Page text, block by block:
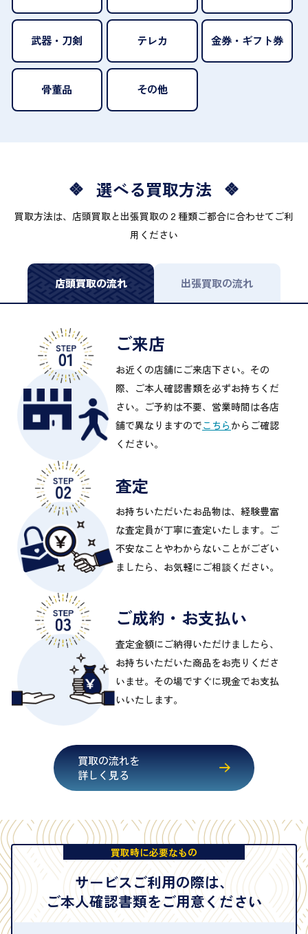
武器・刀剣 テレカ 金券・ギフト券
骨董品 その他
選べる買取方法
買取方法は、店頭買取と出張買取の２種類ご都合に合わせてご利
用ください
店頭買取の流れ 出張買取の流れ
ご来店
お近くの店舗にご来店下さい。その
際、ご本人確認書類を必ずお持ちくだ
さい。ご予約は不要、営業時間は各店
舗で異なりますのでこちらからご確認
ください。
査定
お持ちいただいたお品物は、経験豊富
な査定員が丁寧に査定いたします。ご
不安なことやわからないことがござい
ましたら、お気軽にご相談ください。
ご成約・お支払い
査定金額にご納得いただけましたら、
お持ちいただいた商品をお売りくださ
いませ。その場ですぐに現金でお支払
いいたします。
買取の流れを
詳しく見る
買取時に必要なもの
サービスご利用の際は、
ご本人確認書類をご用意ください